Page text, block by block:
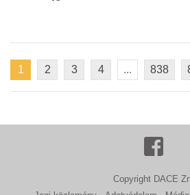
1 2 3 4 ... 838
Copyright DACE